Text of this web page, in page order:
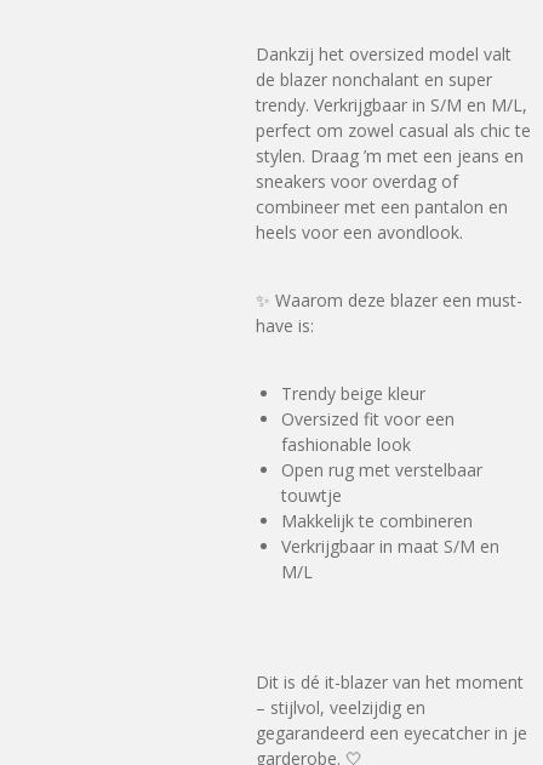
Dankzij het oversized model valt
de blazer nonchalant en super
trendy. Verkrijgbaar in S/M en M/L,
perfect om zowel casual als chic te
stylen. Draag ’m met een jeans en
sneakers voor overdag of
combineer met een pantalon en
heels voor een avondlook.
✨ Waarom deze blazer een must-
have is:
Trendy beige kleur
Oversized fit voor een
fashionable look
Open rug met verstelbaar
touwtje
Makkelijk te combineren
Verkrijgbaar in maat S/M en
M/L
Dit is dé it-blazer van het moment
– stijlvol, veelzijdig en
gegarandeerd een eyecatcher in je
garderobe. 🤍